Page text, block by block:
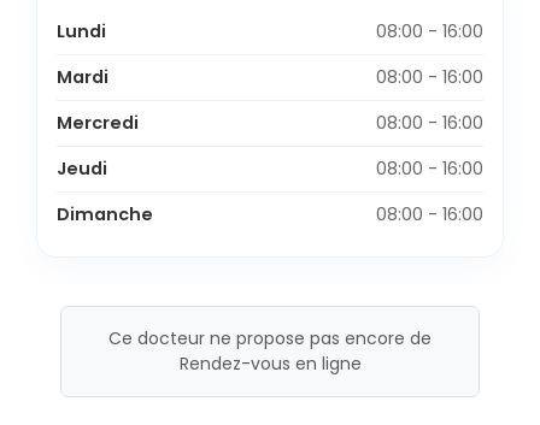
Lundi
08:00 - 16:00
Mardi
08:00 - 16:00
Mercredi
08:00 - 16:00
Jeudi
08:00 - 16:00
Dimanche
08:00 - 16:00
Ce docteur ne propose pas encore de
Rendez-vous en ligne